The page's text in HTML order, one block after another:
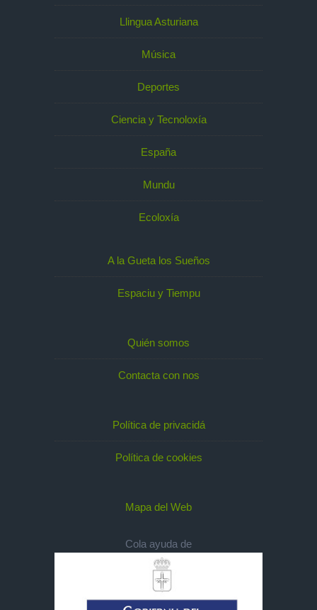
Llingua Asturiana
Música
Deportes
Ciencia y Tecnoloxía
España
Mundu
Ecoloxía
A la Gueta los Sueños
Espaciu y Tiempu
Quién somos
Contacta con nos
Política de privacidá
Política de cookies
Mapa del Web
Cola ayuda de